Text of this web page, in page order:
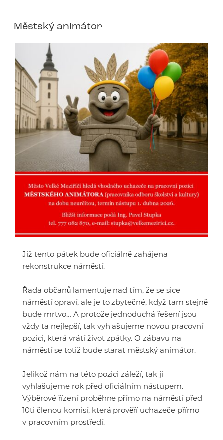
Městský animátor
Již tento pátek bude oficiálně zahájena
rekonstrukce náměstí.
Řada občanů lamentuje nad tím, že se sice
náměstí opraví, ale je to zbytečné, když tam stejně
bude mrtvo… A protože jednoduchá řešení jsou
vždy ta nejlepší, tak vyhlašujeme novou pracovní
pozici, která vrátí život zpátky. O zábavu na
náměstí se totiž bude starat městský animátor.
Jelikož nám na této pozici záleží, tak ji
vyhlašujeme rok před oficiálním nástupem.
Výběrové řízení proběhne přímo na náměstí před
10ti členou komisí, která prověří uchazeče přímo
v pracovním prostředí.